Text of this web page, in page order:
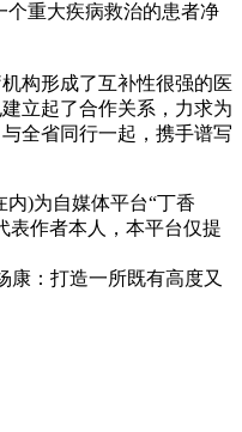
个重大疾病救治的患者净
构形成了互补性很强的医
立起了合作关系，力求为
全省同行一起，携手谱写
内)为自媒体平台“丁香
表作者本人，本平台仅提
康：打造一所既有高度又